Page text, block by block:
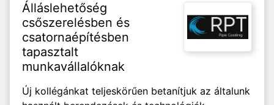
Álláslehetőség
csőszerelésben és
csatornaépítésben
tapasztalt
munkavállalóknak
Új kollégánkat teljeskörűen betanítjuk az általunk